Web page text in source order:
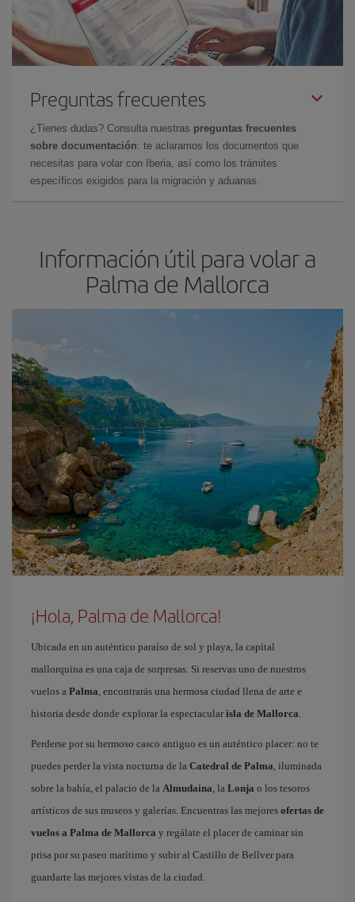
Preguntas frecuentes
¿Tienes dudas? Consulta nuestras preguntas frecuentes
sobre documentación: te aclaramos los documentos que
necesitas para volar con Iberia, así como los trámites
específicos exigidos para la migración y aduanas.
Información útil para volar a
Palma de Mallorca
¡Hola, Palma de Mallorca!
Ubicada en un auténtico paraíso de sol y playa, la capital
mallorquina es una caja de sorpresas. Si reservas uno de nuestros
vuelos a Palma, encontrarás una hermosa ciudad llena de arte e
historia desde donde explorar la espectacular isla de Mallorca.
Perderse por su hermoso casco antiguo es un auténtico placer: no te
puedes perder la vista nocturna de la Catedral de Palma, iluminada
sobre la bahía, el palacio de la Almudaina, la Lonja o los tesoros
artísticos de sus museos y galerías. Encuentras las mejores ofertas de
vuelos a Palma de Mallorca y regálate el placer de caminar sin
prisa por su paseo marítimo y subir al Castillo de Bellver para
guardarte las mejores vistas de la ciudad.